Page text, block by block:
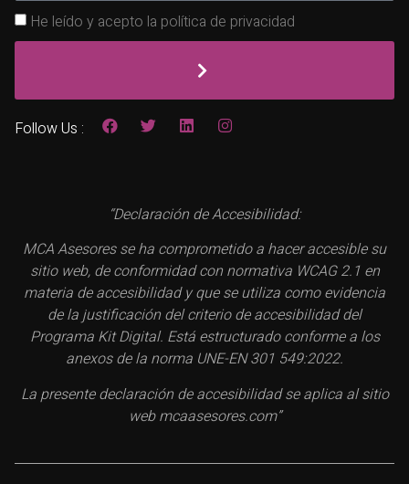
He leído y acepto la política de privacidad
Follow Us :
“Declaración de Accesibilidad:
MCA Asesores se ha comprometido a hacer accesible su
sitio web, de conformidad con normativa WCAG 2.1 en
materia de accesibilidad y que se utiliza como evidencia
de la justificación del criterio de accesibilidad del
Programa Kit Digital. Está estructurado conforme a los
anexos de la norma UNE-EN 301 549:2022.
La presente declaración de accesibilidad se aplica al sitio
web mcaasesores.com”